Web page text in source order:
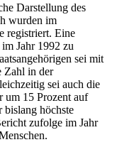
Darstellung des
wurden im
registriert. Eine
Jahr 1992 zu
sei mit
Zahl in der
sei auch die
um 15 Prozent auf
bislang höchste
zufolge im Jahr